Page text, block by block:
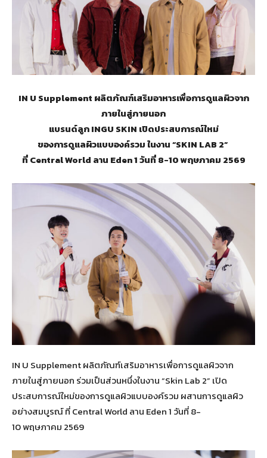
IN U Supplement ผลิตภัณฑ์เสริมอาหารเพื่อการดูแลผิวจาก
ภายในสู่ภายนอก
แบรนด์ลูก INGU SKIN เปิดประสบการณ์ใหม่
ของการดูแลผิวแบบองค์รวม ในงาน “SKIN LAB 2”
ที่ Central World ลาน Eden 1 วันที่ 8-10 พฤษภาคม 2569
IN U Supplement ผลิตภัณฑ์เสริมอาหารเพื่อการดูแลผิวจาก
ภายในสู่ภายนอก ร่วมเป็นส่วนหนึ่งในงาน “Skin Lab 2” เปิด
ประสบการณ์ใหม่ของการดูแลผิวแบบองค์รวม ผสานการดูแลผิว
อย่างสมบูรณ์ ที่ Central World ลาน Eden 1 วันที่ 8-
10 พฤษภาคม 2569